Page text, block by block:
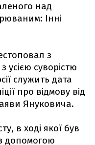
над
Інні
з
суворістю
служить дата
про відмову від
Януковича.
в ході якої був
допомогою